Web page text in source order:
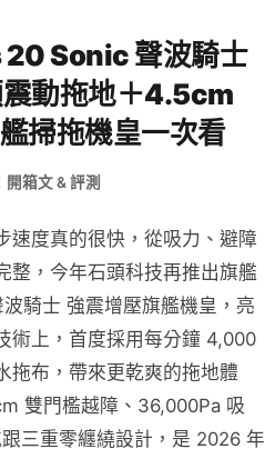
20 Sonic 聲波騎士
震動拖地＋4.5cm
掃拖機皇一次看
開箱文 & 評測
速度真的很快，從吸力、避障
整，今年石頭科技再推出旗艦
騎士 強震增壓旗艦機皇，亮
術上，首度採用每分鐘 4,000
拖布，帶來更乾爽的拖地體
雙門檻越障、36,000Pa 吸
三重零纏繞設計，是 2026 年